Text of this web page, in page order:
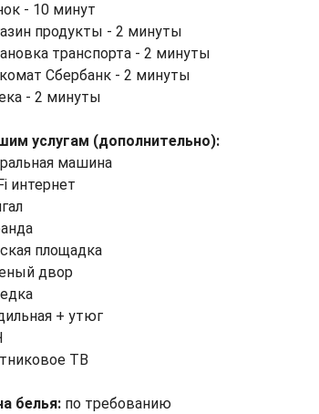
- 10 минут
продукты - 2 минуты
транспорта - 2 минуты
Сбербанк - 2 минуты
- 2 минуты
услугам (дополнительно):
машина
интернет
площадка
двор
+ утюг
ТВ
белья: по требованию